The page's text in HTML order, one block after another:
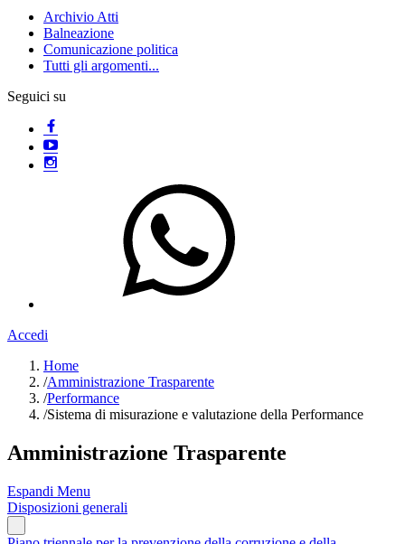
Archivio Atti
Balneazione
Comunicazione politica
Tutti gli argomenti...
Seguici su
Accedi
Home
/Amministrazione Trasparente
/Performance
/Sistema di misurazione e valutazione della Performance
Amministrazione Trasparente
Espandi Menu
Disposizioni generali